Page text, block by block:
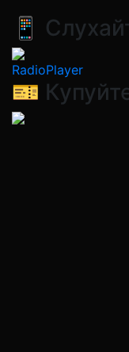
📱
RadioPlayer
🎫